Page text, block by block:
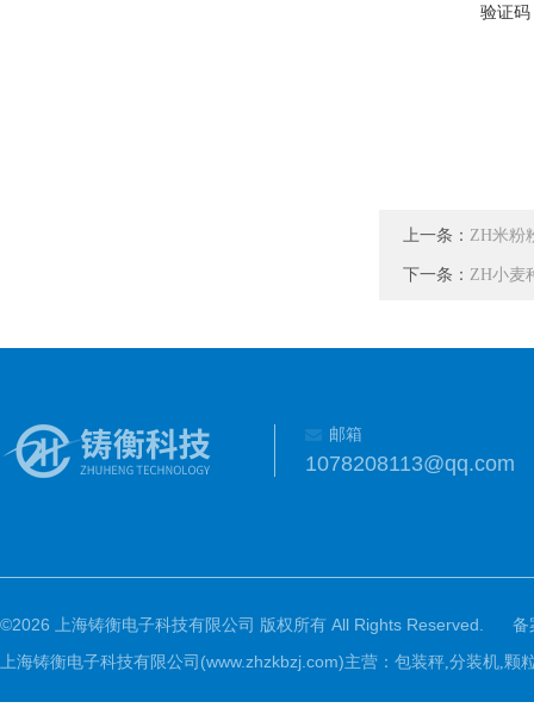
验证码
上一条： ZH米粉
下一条： ZH小麦
邮箱
1078208113@qq.com
©2026 上海铸衡电子科技有限公司 版权所有 All Rights Reserved.
备
上海铸衡电子科技有限公司(www.zhzkbzj.com)主营： 包装秤,分装机,颗